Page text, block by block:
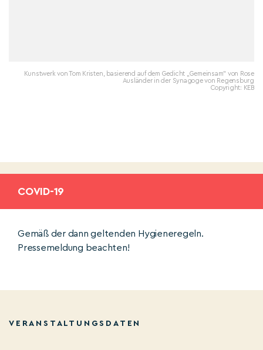
Kunstwerk von Tom Kristen, basierend auf dem Gedicht „Gemeinsam" von Rose
Ausländer in der Synagoge von Regensburg
Copyright: KEB
COVID-19
Gemäß der dann geltenden Hygieneregeln.
Pressemeldung beachten!
VERANSTALTUNGSDATEN